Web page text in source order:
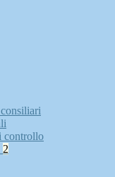
controllo
2